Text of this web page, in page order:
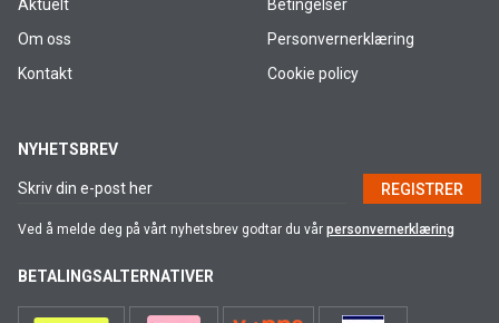
Aktuelt
Om oss
Kontakt
Betingelser
Personvernerklæring
Cookie policy
NYHETSBREV
REGISTRER
Ved å melde deg på vårt nyhetsbrev godtar du vår personvernerklæring
BETALINGSALTERNATIVER